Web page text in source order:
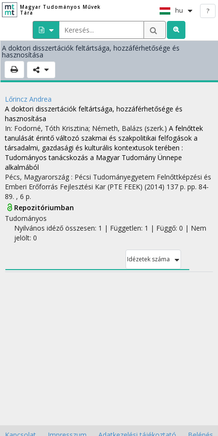
Magyar Tudományos Művek
Tára
hu ?
A doktori disszertációk feltártsága, hozzáférhetősége és
hasznosítása
Lőrincz Andrea
A doktori disszertációk feltártsága, hozzáférhetősége és
hasznosítása
In: Fodorné, Tóth Krisztina; Németh, Balázs (szerk.) A felnőttek
tanulását érintő változó szakmai és szakpolitikai felfogások a
társadalmi, gazdasági és kulturális kontextusok terében :
Tudományos tanácskozás a Magyar Tudomány Ünnepe
alkalmából
Pécs, Magyarország : Pécsi Tudományegyetem Felnőttképzési és
Emberi Erőforrás Fejlesztési Kar (PTE FEEK) (2014) 137 p. pp. 84-
89. , 6 p.
Repozitóriumban
Tudományos
Nyilvános idéző összesen: 1 | Független: 1 | Függő: 0 | Nem
jelölt: 0
Idézetek száma